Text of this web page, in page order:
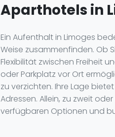
Aparthotels in
Ein Aufenthalt in Limoges
Weise zusammenfinden. Ob
Flexibilität zwischen Freiheit
oder Parkplatz vor Ort
zu verzichten. Ihre Lage
Adressen. Allein, zu zweit
verfügbaren Optionen und